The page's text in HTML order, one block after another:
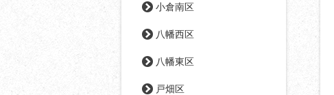
小倉南区
八幡西区
八幡東区
戸畑区